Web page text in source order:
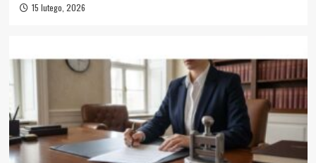
15 lutego, 2026